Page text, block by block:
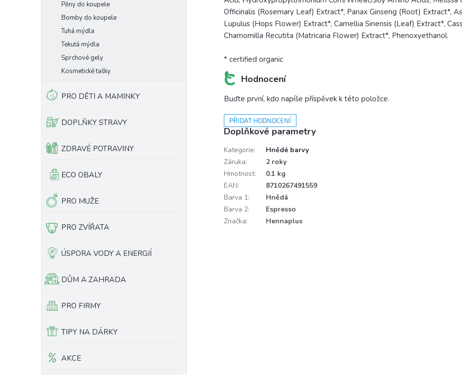
Pěny do koupele
Bomby do koupele
Tuhá mýdla
Tekutá mýdla
Sprchové gely
Kosmetické tašky
PRO DĚTI A MAMINKY
DOPLŇKY STRAVY
ZDRAVÉ POTRAVINY
ECO OBALY
PRO MUŽE
PRO ZVÍŘATA
ÚSPORA VODY A ENERGIÍ
DŮM A ZAHRADA
PRO FIRMY
TIPY NA DÁRKY
AKCE
Officinalis (Rosemary Leaf) Extract*, Panax Ginseng (Root) Extract*,
Lupulus (Hops Flower) Extract*, Camellia Sinensis (Leaf) Extract*,
Chamomilla Recutita (Matricaria Flower) Extract*, Phenoxyethanol.
* certified organic
Hodnocení
Buďte první, kdo napíše příspěvek k této položce.
PŘIDAT HODNOCENÍ
Doplňkové parametry
Kategorie:
Hnědé barvy
Záruka:
2 roky
Hmotnost:
0.1 kg
EAN:
8710267491559
Barva 1:
Hnědá
Barva 2:
Espresso
Značka: Hennaplus